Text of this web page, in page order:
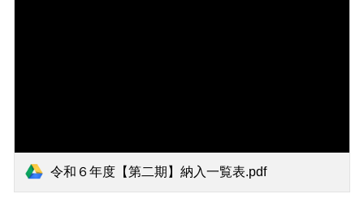
令和６年度【第二期】納入一覧表.pdf